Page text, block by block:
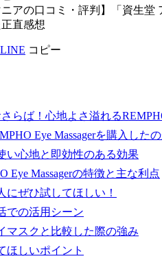
ニアの口コミ・評判】「資生
直感想
LINE コピー
らば！心地よさ溢れる
Eye Massagerを購入した
い心地と即効性のある効果
Eye Massagerの特徴と主な利点
にぜひ試してほしい！
での活用シーン
マスクと比較した際の強み
ほしいポイント